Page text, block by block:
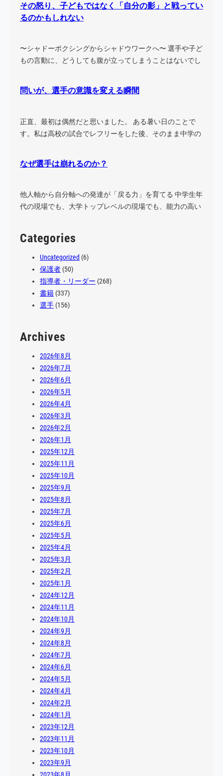
その怒り、子どもではなく「自分の影」と戦ってい
るのかもしれない
〜シャドーボクシングからシャドウワークへ〜 選手や子ど
もの言動に、どうしても腹が立ってしまうことはないでし
問いが、選手の意識を変える瞬間
正直、最初は偶然だと思いました。 ある暑い日のことで
す。私は高校の試合でレフリーをした後、そのまま中学の
なぜ選手は崩れるのか？
他人軸から自分軸への発達が「戻る力」を育てる 中学生年
代の現場でも、大学トップレベルの現場でも、能力の高い
Categories
Uncategorized (6)
保護者 (50)
指導者・リーダー (268)
書籍 (337)
選手 (156)
Archives
2026年8月
2026年7月
2026年6月
2026年5月
2026年4月
2026年3月
2026年2月
2026年1月
2025年12月
2025年11月
2025年10月
2025年9月
2025年8月
2025年7月
2025年6月
2025年5月
2025年4月
2025年3月
2025年2月
2025年1月
2024年12月
2024年11月
2024年10月
2024年9月
2024年8月
2024年7月
2024年6月
2024年5月
2024年4月
2024年2月
2024年1月
2023年12月
2023年11月
2023年10月
2023年9月